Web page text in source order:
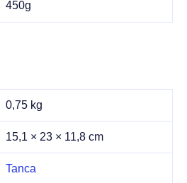
450g
0,75 kg
15,1 × 23 × 11,8 cm
Tanca